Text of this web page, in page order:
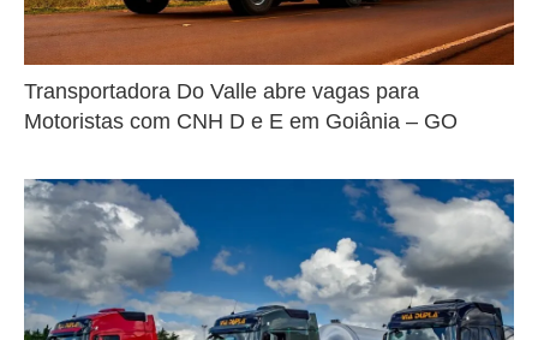
Transportadora Do Valle abre vagas para
Motoristas com CNH D e E em Goiânia – GO